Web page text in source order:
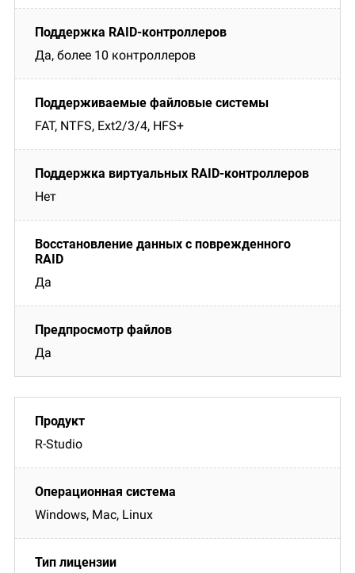
Да, более 10 контроллеров
FAT, NTFS, Ext2/3/4, HFS+
Нет
Да
Да
R-Studio
Windows, Mac, Linux